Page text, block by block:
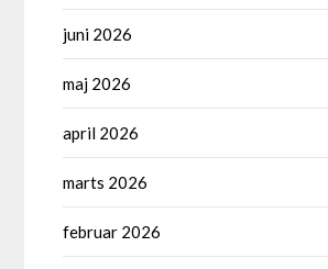
juni 2026
maj 2026
april 2026
marts 2026
februar 2026